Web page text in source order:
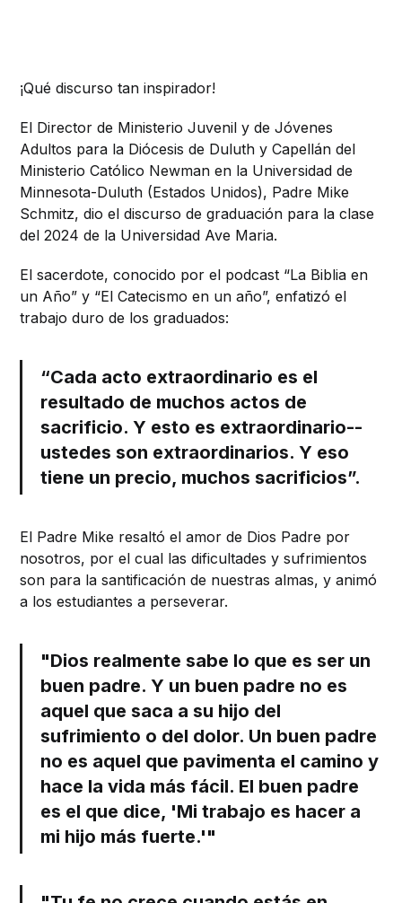
¡Qué discurso tan inspirador!
El Director de Ministerio Juvenil y de Jóvenes
Adultos para la Diócesis de Duluth y Capellán del
Ministerio Católico Newman en la Universidad de
Minnesota-Duluth (Estados Unidos), Padre Mike
Schmitz, dio el discurso de graduación para la clase
del 2024 de la Universidad Ave Maria.
El sacerdote, conocido por el podcast “La Biblia en
un Año” y “El Catecismo en un año”, enfatizó el
trabajo duro de los graduados:
“Cada acto extraordinario es el
resultado de muchos actos de
sacrificio. Y esto es extraordinario--
ustedes son extraordinarios. Y eso
tiene un precio, muchos sacrificios”.
El Padre Mike resaltó el amor de Dios Padre por
nosotros, por el cual las dificultades y sufrimientos
son para la santificación de nuestras almas, y animó
a los estudiantes a perseverar.
"Dios realmente sabe lo que es ser un
buen padre. Y un buen padre no es
aquel que saca a su hijo del
sufrimiento o del dolor. Un buen padre
no es aquel que pavimenta el camino y
hace la vida más fácil. El buen padre
es el que dice, 'Mi trabajo es hacer a
mi hijo más fuerte.'"